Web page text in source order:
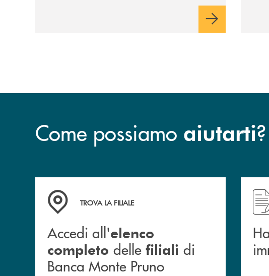
Come possiamo aiutarti?
Accedi all' elenco completo&nbsp; delle&nbsp;
TROVA LA FILIALE
Accedi all'elenco
completo delle filiali di
Banca Monte Pruno
Hai